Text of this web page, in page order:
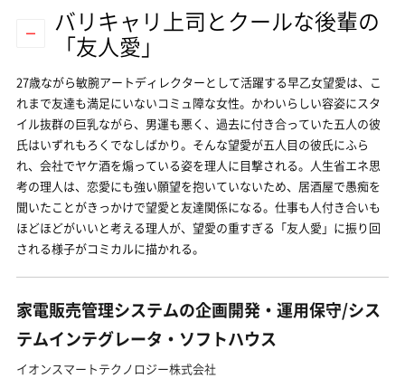
バリキャリ上司とクールな後輩の
「友人愛」
27歳ながら敏腕アートディレクターとして活躍する早乙女望愛は、こ
れまで友達も満足にいないコミュ障な女性。かわいらしい容姿にスタ
イル抜群の巨乳ながら、男運も悪く、過去に付き合っていた五人の彼
氏はいずれもろくでなしばかり。そんな望愛が五人目の彼氏にふら
れ、会社でヤケ酒を煽っている姿を理人に目撃される。人生省エネ思
考の理人は、恋愛にも強い願望を抱いていないため、居酒屋で愚痴を
聞いたことがきっかけで望愛と友達関係になる。仕事も人付き合いも
ほどほどがいいと考える理人が、望愛の重すぎる「友人愛」に振り回
される様子がコミカルに描かれる。
家電販売管理システムの企画開発・運用保守/シス
テムインテグレータ・ソフトハウス
イオンスマートテクノロジー株式会社